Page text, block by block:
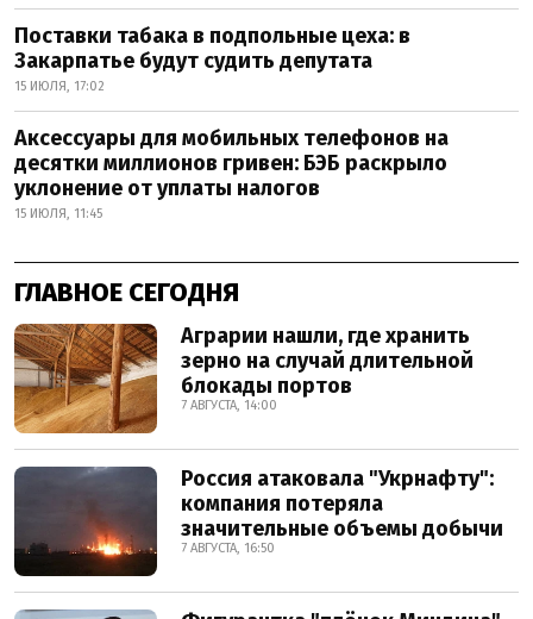
Поставки табака в подпольные цеха: в
Закарпатье будут судить депутата
15 ИЮЛЯ, 17:02
Аксессуары для мобильных телефонов на
десятки миллионов гривен: БЭБ раскрыло
уклонение от уплаты налогов
15 ИЮЛЯ, 11:45
ГЛАВНОЕ СЕГОДНЯ
Аграрии нашли, где хранить
зерно на случай длительной
блокады портов
7 АВГУСТА, 14:00
Россия атаковала "Укрнафту":
компания потеряла
значительные объемы добычи
7 АВГУСТА, 16:50